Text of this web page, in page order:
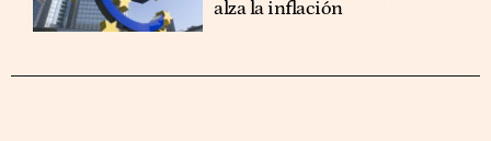
alza la inflación